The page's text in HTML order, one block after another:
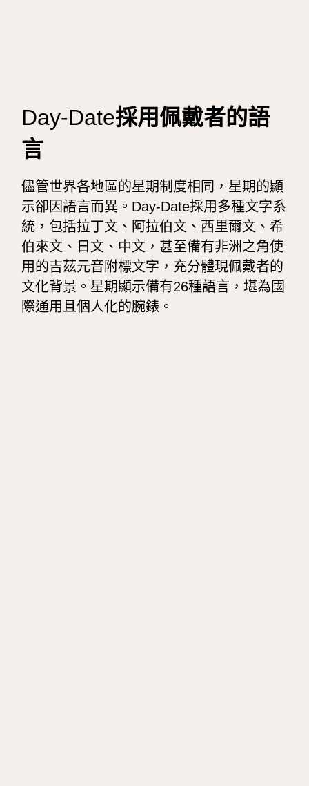
Day-Date採用佩戴者的語
言
儘管世界各地區的星期制度相同，星期的顯
示卻因語言而異。 Day-Date採用多種文字系
統，包括拉丁文、阿拉伯文、西里爾文、希
伯來文、日文、中文，甚至備有非洲之角使
用的吉茲元音附標文字，充分體現佩戴者的
文化背景。星期顯示備有26種語言，堪為國
際通用且個人化的腕錶。